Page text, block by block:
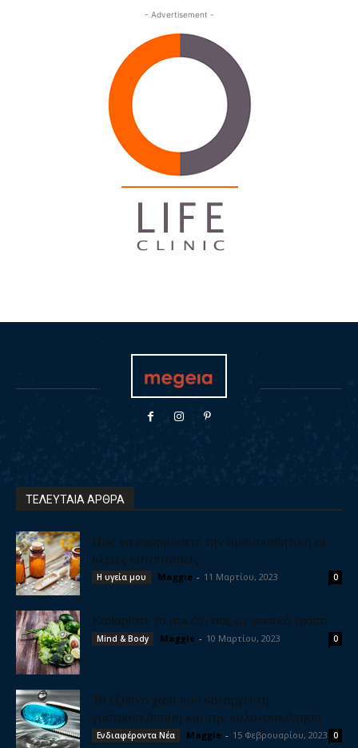
- Advertisement -
ΤΕΛΕΥΤΑΙΑ ΑΡΘΡΑ
Πως να εφαρμόσετε την ομοιοπαθητική σε
οξείες καταστάσεις
Η υγεία μου Maggie - 11 Μαρτίου, 2023 0
Καθαρίστε το συκώτι σας με φυσικό τρόπο
Mind & Body Maggie - 10 Μαρτίου, 2023 0
Το έξυπνο χάπι που καταργεί τη
γαστροσκόπηση και την κολονοσκόπηση
Ενδιαφέροντα Νέα Maggie - 15 Φεβρουαρίου, 2023 0